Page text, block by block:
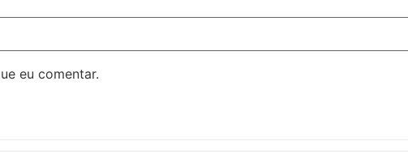
eu comentar.